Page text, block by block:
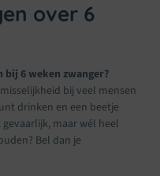
over 6
6 weken zwanger?
bij veel mensen
drinken en een beetje
maar wél heel
Bel dan je